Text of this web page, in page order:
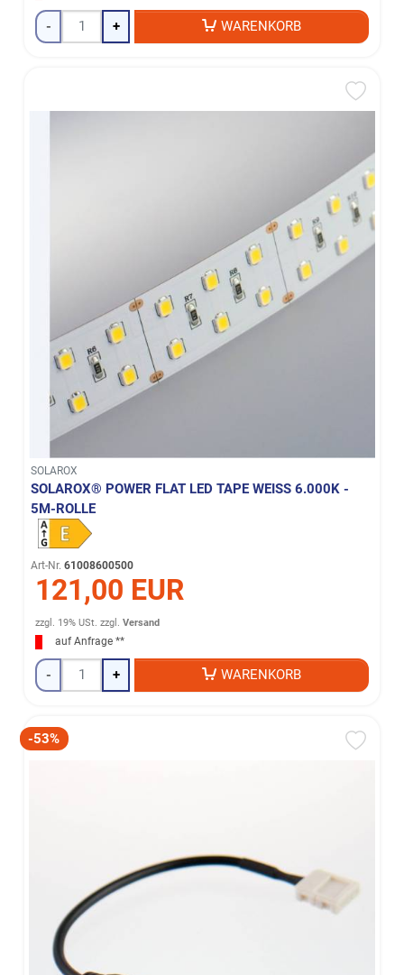
- + WARENKORB
SOLAROX
SOLAROX® POWER FLAT LED TAPE WEISS 6.000K - 5
M-ROLLE
Art-Nr. 61008600500
121,00 EUR
zzgl. 19% USt. zzgl.Versand
auf Anfrage **
- + WARENKORB
-53%